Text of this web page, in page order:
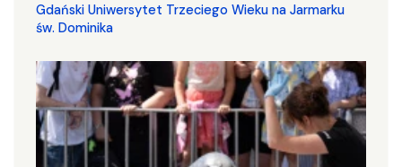
Gdański Uniwersytet Trzeciego Wieku na Jarmarku
św. Dominika